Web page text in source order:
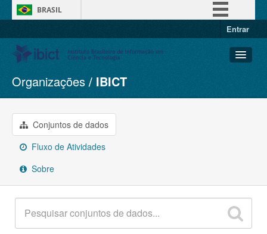
BRASIL
Entrar
Conjuntos de dados
Organizações
Grupos
Sobre
Organizações IBICT
Conjuntos de dados
Fluxo de Atividades
Sobre